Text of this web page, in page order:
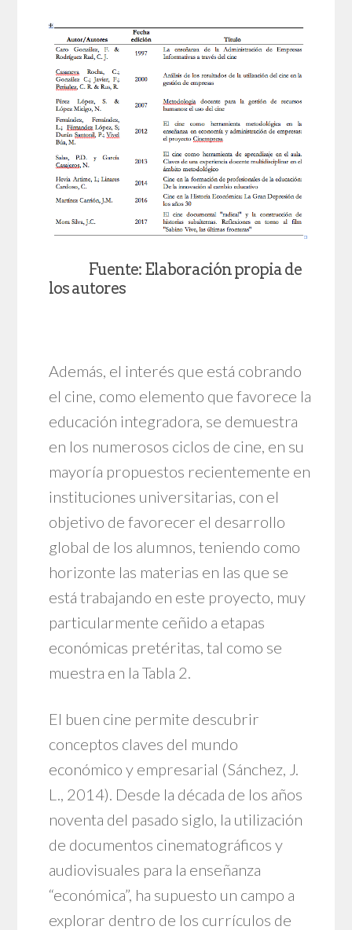
Fuente: Elaboración propia de
los autores
Además, el interés que está cobrando
el cine, como elemento que favorece la
educación integradora, se demuestra
en los numerosos ciclos de cine, en su
mayoría propuestos recientemente en
instituciones universitarias, con el
objetivo de favorecer el desarrollo
global de los alumnos, teniendo como
horizonte las materias en las que se
está trabajando en este proyecto, muy
particularmente ceñido a etapas
económicas pretéritas, tal como se
muestra en la Tabla 2.
El buen cine permite descubrir
conceptos claves del mundo
económico y empresarial (Sánchez, J.
L., 2014). Desde la década de los años
noventa del pasado siglo, la utilización
de documentos cinematográficos y
audiovisuales para la enseñanza
“económica”, ha supuesto un campo a
explorar dentro de los currículos de